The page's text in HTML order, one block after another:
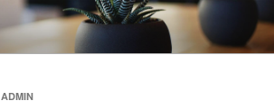
ADMIN